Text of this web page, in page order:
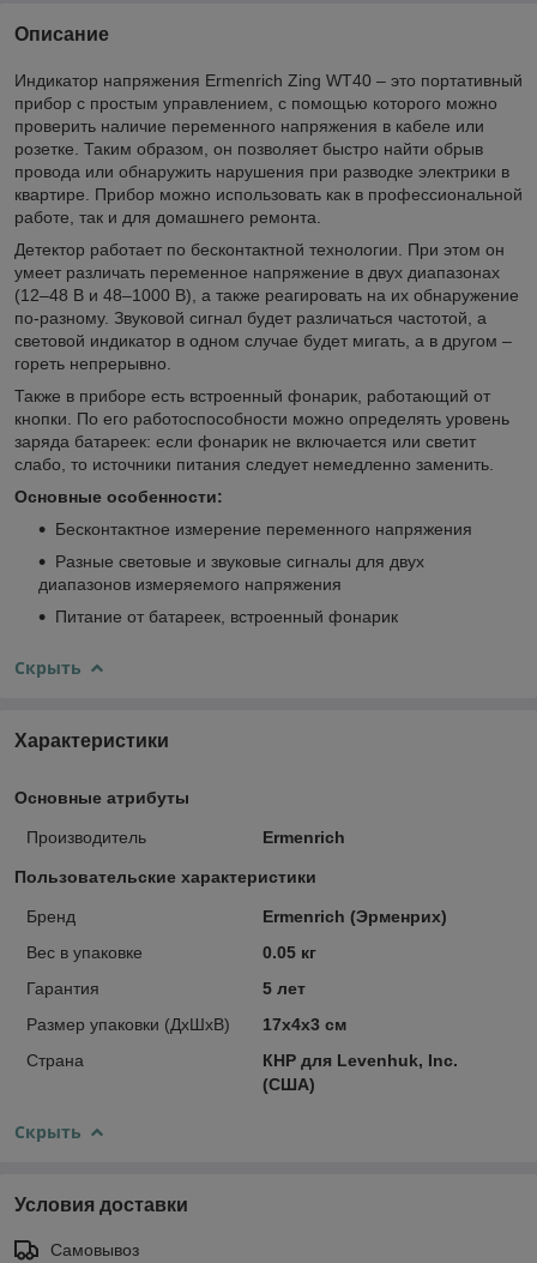
Описание
Индикатор напряжения Ermenrich Zing WT40 – это портативный
прибор с простым управлением, с помощью которого можно
проверить наличие переменного напряжения в кабеле или
розетке. Таким образом, он позволяет быстро найти обрыв
провода или обнаружить нарушения при разводке электрики в
квартире. Прибор можно использовать как в профессиональной
работе, так и для домашнего ремонта.
Детектор работает по бесконтактной технологии. При этом он
умеет различать переменное напряжение в двух диапазонах
(12–48 В и 48–1000 В), а также реагировать на их обнаружение
по-разному. Звуковой сигнал будет различаться частотой, а
световой индикатор в одном случае будет мигать, а в другом –
гореть непрерывно.
Также в приборе есть встроенный фонарик, работающий от
кнопки. По его работоспособности можно определять уровень
заряда батареек: если фонарик не включается или светит
слабо, то источники питания следует немедленно заменить.
Основные особенности:
Бесконтактное измерение переменного напряжения
Разные световые и звуковые сигналы для двух
диапазонов измеряемого напряжения
Питание от батареек, встроенный фонарик
Скрыть
Характеристики
Основные атрибуты
Производитель Ermenrich
Пользовательские характеристики
Бренд
Ermenrich (Эрменрих)
Вес в упаковке
0.05 кг
Гарантия
5 лет
Размер упаковки (ДxШxВ)
17x4x3 см
Страна
КНР для Levenhuk, Inc.
(США)
Скрыть
Условия доставки
Самовывоз